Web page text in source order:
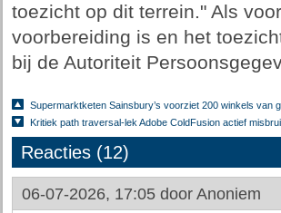
toezicht op dit terrein." Als
voorbereiding is en het
bij de Autoriteit
Supermarktketen Sainsbury’s voorziet 200 winkels van
Kritiek path traversal-lek Adobe ColdFusion actief
Reacties (12)
06-07-2026, 17:05 door Anoniem